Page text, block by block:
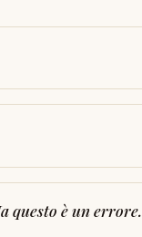
questo è un errore.